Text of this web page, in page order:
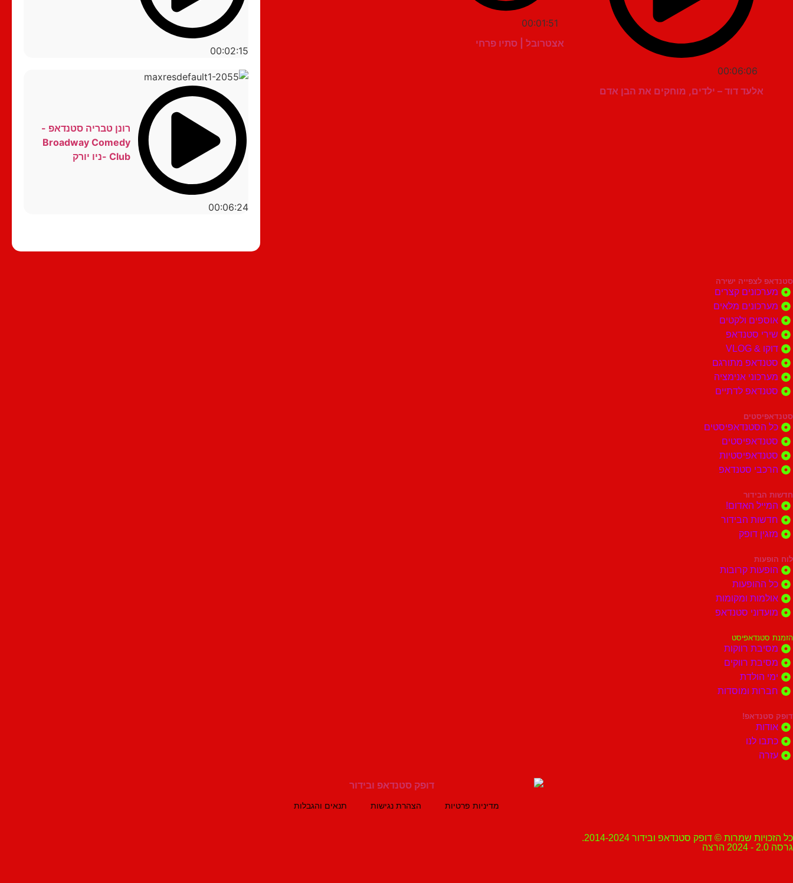
00:06:06
אלעד דוד – ילדים, מוחקים את הבן אדם
00:01:51
אצטרובל | סתיו פרחי
00:02:15
00:06:24
רונן טבריה סטנדאפ -
Broadway Comedy
Club -ניו יורק
סטנדאפ לצפייה ישירה
מערכונים קצרים
מערכונים מלאים
אוספים ולקטים
שירי סטנדאפ
דוקו & VLOG
סטנדאפ מתורגם
מערכוני אנימציה
סטנדאפ לדתיים
סטנדאפיסטים
כל הסטנדאפיסטים
סטנדאפיסטים
סטנדאפיסטיות
הרכבי סטנדאפ
חדשות הבידור
המייל האדום!
חדשות הבידור
מזגין דופק
לוח הופעות
הופעות קרובות
כל ההופעות
אולמות ומקומות
מועדוני סטנדאפ
הזמנת סטנדאפיסט
מסיבת רווקות
מסיבת רווקים
ימי הולדת
חברות ומוסדות
דופק סטנדאפ!
אודות
כתבו לנו
עזרה
מדיניות פרטיות הצהרת נגישות תנאים והגבלות
כל הזכויות שמרות © דופק סטנדאפ ובידור 2014-2024.
גרסה 2.0 - 2024 הרצה